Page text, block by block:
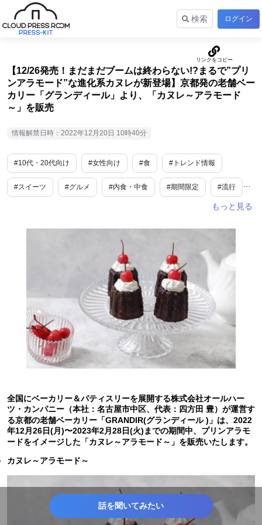
検索 ログイン
【12/26発売！まだまだブームは終わらない!?まるで”プリ
ンアラモード”な進化系カヌレが新登場】京都発の老舗ベー
カリー「グランディール」より、「カヌレ～アラモード
～」を販売
情報解禁日時：2022年12月20日 10時40分
#10代・20代向け #女性向け #食 #トレンド情報
#スイーツ #グルメ #内食・中食 #期間限定 #流行
全国にベーカリー＆パティスリーを展開する株式会社オールハー
ツ・カンパニー（本社：名古屋市中区、代表：四方田 豊）が運営す
る京都の老舗ベーカリー「GRANDIR(グランディール )」は、2022
年12月26日(月)〜2023年2月28日(火)までの期間中、プリンアラモ
ードをイメージした「​カヌレ～アラモード～」を販売いたします。
​カヌレ～アラモード～
話を聞いてみたい